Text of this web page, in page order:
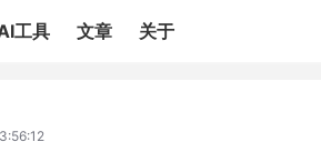
工具 文章 关于